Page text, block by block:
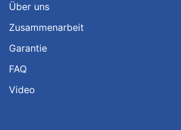
Über uns
Zusammenarbeit
Garantie
FAQ
Video